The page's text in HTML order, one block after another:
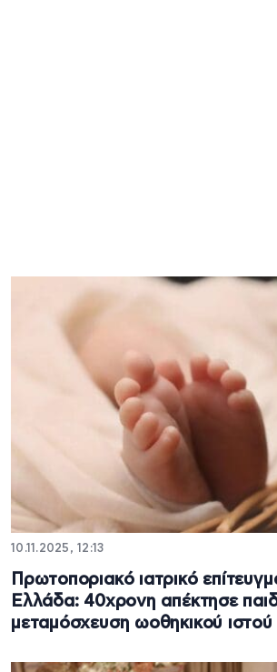
10.11.2025, 12:13
Πρωτοποριακό ιατρικό
Ελλάδα: 40χρονη απέκτησε
μεταμόσχευση ωοθηκικού ιστού